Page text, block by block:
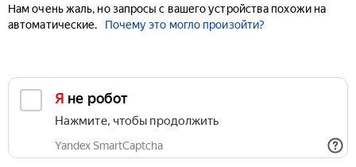
Нам очень жаль, но запросы с вашего устройства похожи на
автоматические.
Почему это могло произойти?
Я не робот
Нажмите, чтобы продолжить
Yandex SmartCaptcha